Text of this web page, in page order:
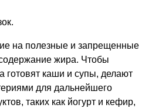
на полезные и запрещенные
жира. Чтобы
готовят каши и супы, делают
для дальнейшего
таких как йогурт и кефир,